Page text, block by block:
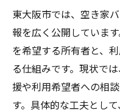
東大阪市では、空き家
報を広く公開していま
を希望する所有者と、
る仕組みです。現状で
援や利用希望者への相
す。具体的な工夫とし